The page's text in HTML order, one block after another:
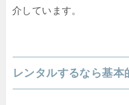
介しています。
レンタルするなら基